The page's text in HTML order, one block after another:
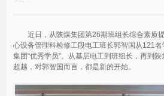
近日，从陕煤集团第26期班组长综合素质
心设备管理科检修工段电工班长郭智国从121
集团“优秀学员”。从基层电工到班组长，再到陕
超越，对郭智国而言，都是新的开始。